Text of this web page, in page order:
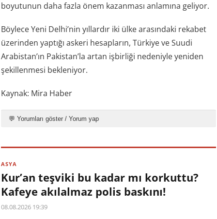
boyutunun daha fazla önem kazanması anlamına geliyor.
Böylece Yeni Delhi’nin yıllardır iki ülke arasındaki rekabet
üzerinden yaptığı askeri hesapların, Türkiye ve Suudi
Arabistan’ın Pakistan’la artan işbirliği nedeniyle yeniden
şekillenmesi bekleniyor.
Kaynak: Mira Haber
💬 Yorumları göster / Yorum yap
ASYA
Kur’an teşviki bu kadar mı korkuttu?
Kafeye akılalmaz polis baskını!
08.08.2026 19:39